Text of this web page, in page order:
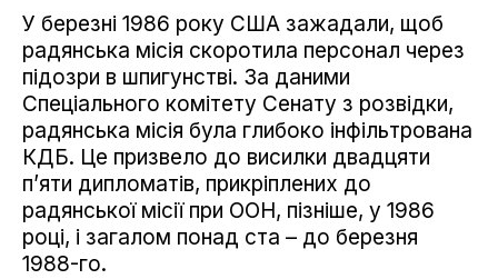
У березні 1986 року США зажадали, щоб
радянська місія скоротила персонал через
підозри в шпигунстві. За даними
Спеціального комітету Сенату з розвідки,
радянська місія була глибоко інфільтрована
КДБ. Це призвело до висилки двадцяти
п’яти дипломатів, прикріплених до
радянської місії при ООН, пізніше, у 1986
році, і загалом понад ста – до березня
1988-го.